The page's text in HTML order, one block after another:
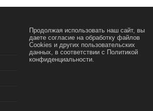
Продолжая использовать наш сайт, вы
даете согласие на обработку файлов
Cookies и других пользовательских
данных, в соответствии с Политикой
конфиденциальности.